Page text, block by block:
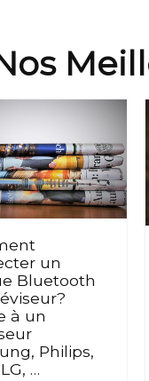
un
Bluetooth
à un
Philips,
…